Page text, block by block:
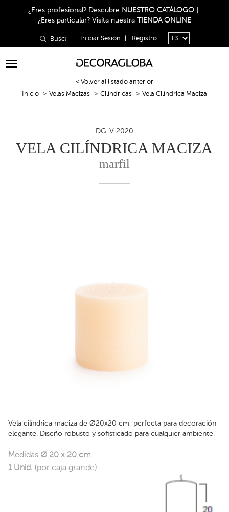
¿Eres profesional? Descubre NUESTRO CATÁLOGO
¿Eres particular? Visita nuestra TIENDA ONLINE
Iniciar Sesión Registro
Toggle
< Volver al listado anterior
Inicio
Velas Macizas Cilíndricas Vela Cilíndrica Maciza
DG-V 2020
VELA CILÍNDRICA MACIZA
marfil
Vela cilíndrica maciza de Ø20x20 cm, perfecta para decoración
elegante. Diseño robusto y sofisticado para cualquier ambiente.
Medidas Ø 20 x 20 cm
1 Unid. (por caja grande)